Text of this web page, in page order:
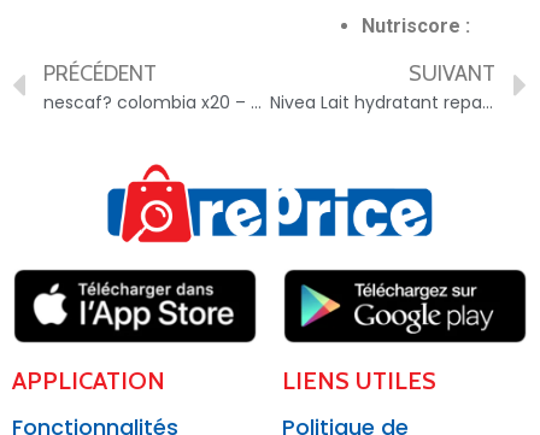
Nutriscore :
PRÉCÉDENT
nescaf? colombia x20 – 8445290992079
SUIVANT
Nivea Lait hydratant reparateur – 4005900023872
APPLICATION
Fonctionnalités
LIENS UTILES
Politique de